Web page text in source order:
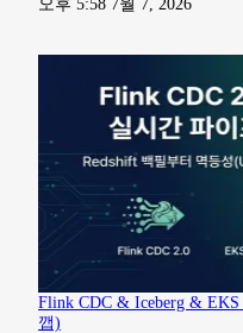
Flink CDC & Iceberg &
깹)